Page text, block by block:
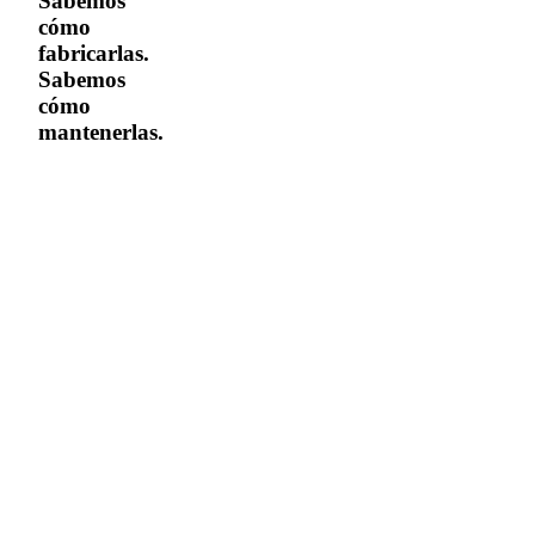
cómo
fabricarlas.
Sabemos
cómo
mantenerlas.